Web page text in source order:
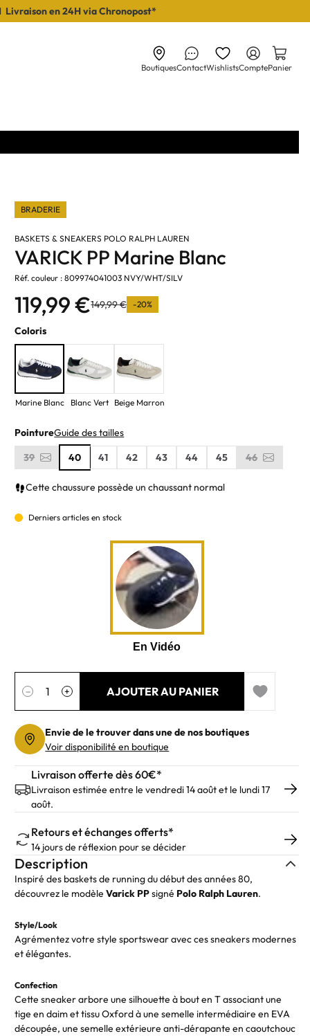
Livraison en 24H via Chronopost*
BoutiquesContactWishlistsComptePanier
BRADERIE
BASKETS & SNEAKERS POLO RALPH LAUREN
VARICK PP Marine Blanc
Réf. couleur : 809974041003 NVY/WHT/SILV
119,99 €149,99 € -20%
Coloris
Marine Blanc Blanc Vert Beige Marron
PointureGuide des tailles
39
40 41 42 43 44 45 46
Cette chaussure possède un chaussant normal
Derniers articles en stock
− +
AJOUTER AU PANIER
Add to
Envie de le trouver dans une de nos boutiques
Voir disponibilité en boutique
Livraison offerte dès 60€*
Livraison estimée entre le vendredi 14 août et le lundi 17
août.
Retours et échanges offerts*
14 jours de réflexion pour se décider
Description
Inspiré des baskets de running du début des années 80,
découvrez le modèleVarick PPsigné Polo Ralph Lauren.
Style/Look
Agrémentez votre style sportswear avec ces sneakers modernes
et élégantes.
Confection
Cette sneaker arbore une silhouette à bout en T associant une
tige en daim et tissu Oxford à une semelle intermédiaire en EVA
découpée, une semelle extérieure anti-dérapante en caoutchouc